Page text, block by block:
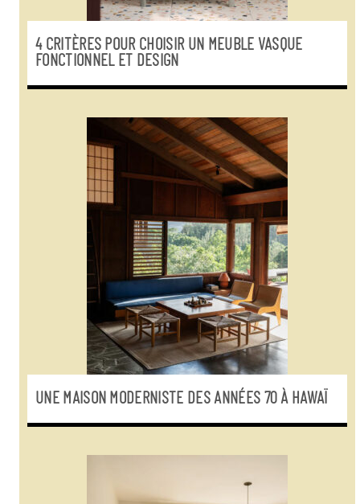
4 CRITÈRES POUR CHOISIR UN MEUBLE VASQUE
FONCTIONNEL ET DESIGN
UNE MAISON MODERNISTE DES ANNÉES 70 À HAWAÏ